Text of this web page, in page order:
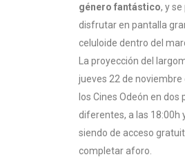
género fantástico, y
disfrutar en pantalla
celuloide dentro del
La proyección del
jueves 22 de noviembre
los Cines Odeón en dos
diferentes, a las 18:00h
siendo de acceso
completar aforo.